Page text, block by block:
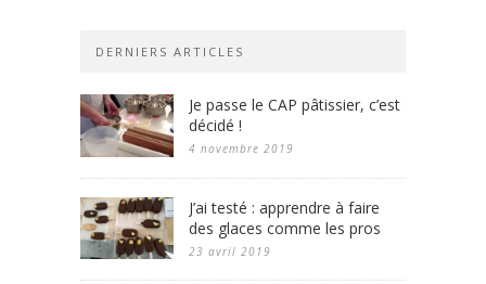
DERNIERS ARTICLES
Je passe le CAP pâtissier, c’est
décidé !
4 novembre 2019
J’ai testé : apprendre à faire
des glaces comme les pros
23 avril 2019